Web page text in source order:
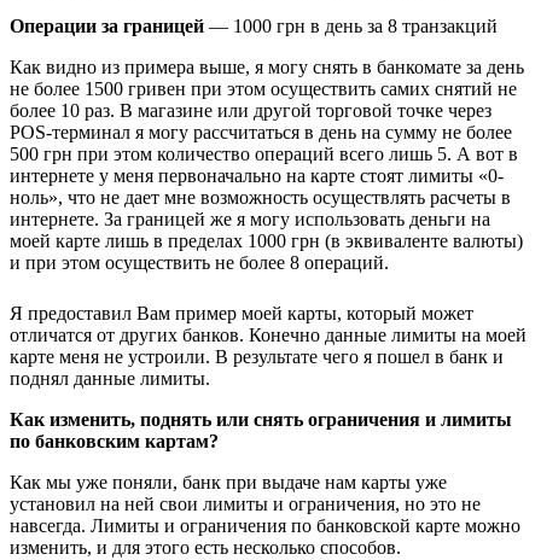
Операции за границей — 1000 грн в день за 8 транзакций
Как видно из примера выше, я могу снять в банкомате за день
не более 1500 гривен при этом осуществить самих снятий не
более 10 раз. В магазине или другой торговой точке через
POS-терминал я могу рассчитаться в день на сумму не более
500 грн при этом количество операций всего лишь 5. А вот в
интернете у меня первоначально на карте стоят лимиты «0-
ноль», что не дает мне возможность осуществлять расчеты в
интернете. За границей же я могу использовать деньги на
моей карте лишь в пределах 1000 грн (в эквиваленте валюты)
и при этом осуществить не более 8 операций.
Я предоставил Вам пример моей карты, который может
отличатся от других банков. Конечно данные лимиты на моей
карте меня не устроили. В результате чего я пошел в банк и
поднял данные лимиты.
Как изменить, поднять или снять ограничения и лимиты
по банковским картам?
Как мы уже поняли, банк при выдаче нам карты уже
установил на ней свои лимиты и ограничения, но это не
навсегда. Лимиты и ограничения по банковской карте можно
изменить, и для этого есть несколько способов.